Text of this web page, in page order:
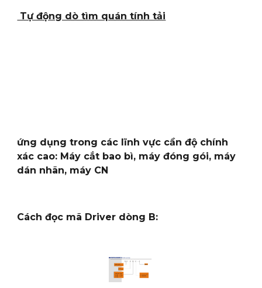
Tự động dò tìm quán tính tải
ứng dụng trong các lĩnh vực cần độ chính
xác cao: Máy cắt bao bì, máy đóng gói, máy
dán nhãn, máy CN
Cách đọc mã Driver dòng B: